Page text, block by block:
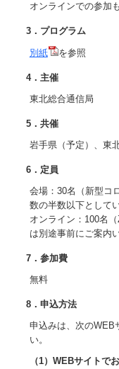
オンラインでの参加
3．プログラム
別紙 を参照
4．主催
東北総合通信局
5．共催
岩手県（予定）、東
6．定員
会場：30名（新型コ
数の半数以下として
オンライン：100名
は別途事前にご案内
7．参加費
無料
8．申込方法
申込みは、次のWEB
い。
（1）WEBサイトで